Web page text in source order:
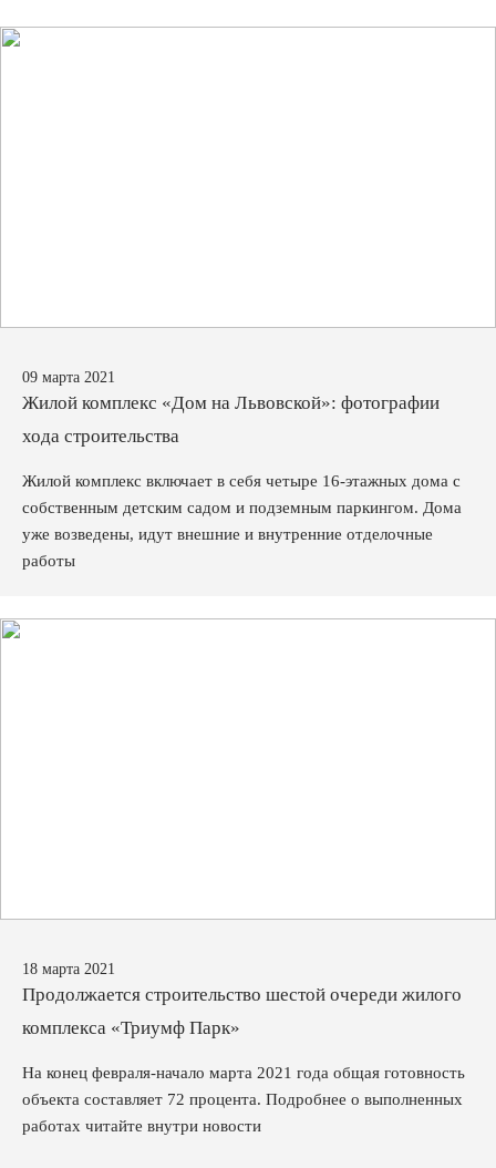
09 марта 2021
Жилой комплекс «Дом на Львовской»: фотографии
хода строительства
Жилой комплекс включает в себя четыре 16-этажных дома с
собственным детским садом и подземным паркингом. Дома
уже возведены, идут внешние и внутренние отделочные
работы
18 марта 2021
Продолжается строительство шестой очереди жилого
комплекса «Триумф Парк»
На конец февраля-начало марта 2021 года общая готовность
объекта составляет 72 процента. Подробнее о выполненных
работах читайте внутри новости